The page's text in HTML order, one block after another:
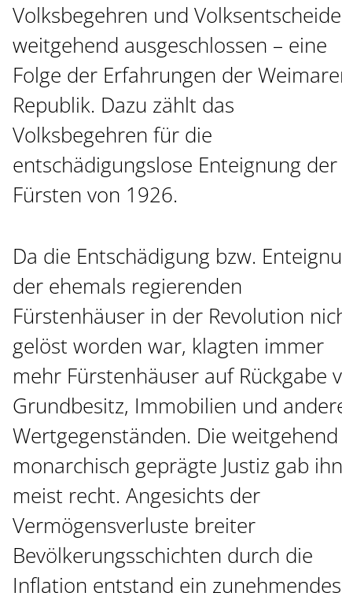
Volksbegehren und Volksentscheide
weitgehend ausgeschlossen – eine
Folge der Erfahrungen der
Republik. Dazu zählt das
Volksbegehren für die
entschädigungslose Enteignung der
Fürsten von 1926.
Da die Entschädigung bzw.
der ehemals regierenden
Fürstenhäuser in der Revolution
gelöst worden war, klagten immer
mehr Fürstenhäuser auf Rückgabe
Grundbesitz, Immobilien und
Wertgegenständen. Die weitgehend
monarchisch geprägte Justiz gab
meist recht. Angesichts der
Vermögensverluste breiter
Bevölkerungsschichten durch die
Inflation entstand ein zunehmendes